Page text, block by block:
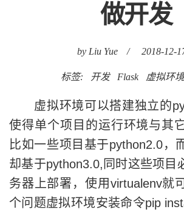
做开发
by Liu Yue / 2018-12-
标签: 开发 Flask 虚拟环境
虚拟环境可以搭建独立的
使得单个项目的运行环境与其
比如一些项目基于python2.0，
却基于python3.0,同时这些项目
务器上部署，使用virtualenv就
个问题虚拟环境安装命令pip